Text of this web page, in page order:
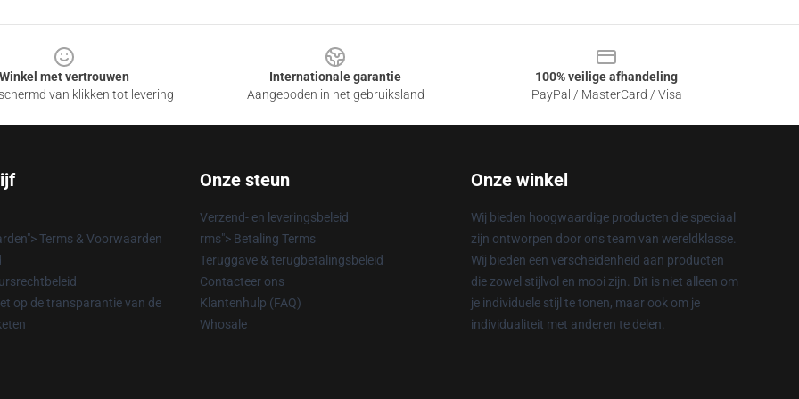
Winkel met vertrouwen
van klikken tot levering
Internationale garantie
Aangeboden in het gebruiksland
100% veilige afhandeling
PayPal / MasterCard / Visa
Terms & Voorwaarden
op de transparantie van de
Onze steun
Verzend- en leveringsbeleid
rms"> Betaling Terms
Teruggave & terugbetalingsbeleid
Contacteer ons
Klantenhulp (FAQ)
Whosale
Onze winkel
Wij bieden hoogwaardige producten die speciaal
zijn ontworpen door ons team van wereldklasse.
Wij bieden een verscheidenheid aan producten
die zowel stijlvol en mooi zijn. Dit is niet alleen om
je individuele stijl te tonen, maar ook om je
individualiteit met anderen te delen.